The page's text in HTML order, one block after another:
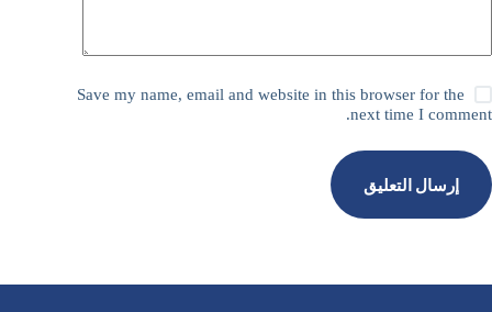
Save my name, email and website in this browser for the
next time I comment.
إرسال التعليق